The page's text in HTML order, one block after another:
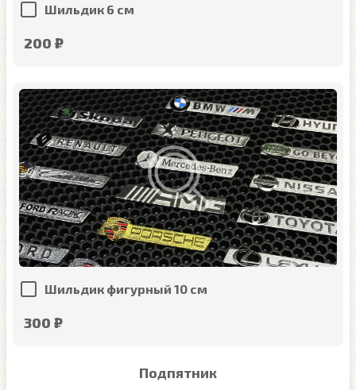
Шильдик 6 см
200 ₽
Шильдик фигурный 10 см
300 ₽
Подпятник